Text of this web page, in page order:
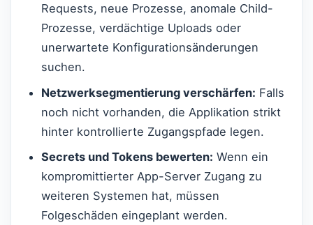
Requests, neue Prozesse, anomale Child-
Prozesse, verdächtige Uploads oder
unerwartete Konfigurationsänderungen
suchen.
Netzwerksegmentierung verschärfen: Falls
noch nicht vorhanden, die Applikation strikt
hinter kontrollierte Zugangspfade legen.
Secrets und Tokens bewerten: Wenn ein
kompromittierter App-Server Zugang zu
weiteren Systemen hat, müssen
Folgeschäden eingeplant werden.